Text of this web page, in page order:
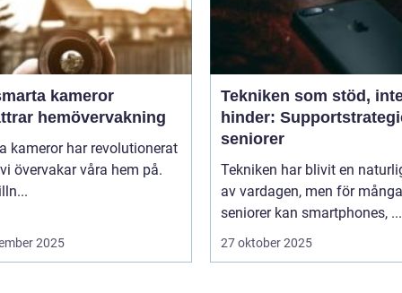
kameror
hemövervakning
kameror har revolutionerat
övervakar våra hem på.
2025
Tekniken som stöd,
hinder:
seniorer
Tekniken har blivit en
av vardagen, men för många
seniorer kan smartphones, ...
27 oktober 2025